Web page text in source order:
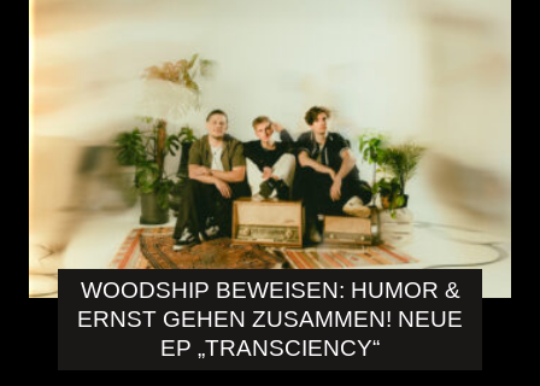
WOODSHIP BEWEISEN: HUMOR &
ERNST GEHEN ZUSAMMEN! NEUE
EP „TRANSCIENCY“